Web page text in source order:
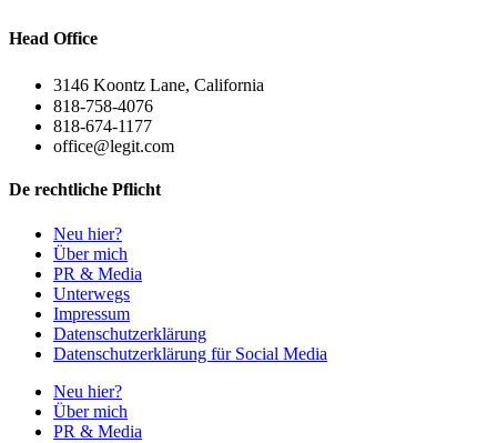
Head Office
3146 Koontz Lane, California
818-758-4076
818-674-1177
office@legit.com
De rechtliche Pflicht
Neu hier?
Über mich
PR & Media
Unterwegs
Impressum
Datenschutzerklärung
Datenschutzerklärung für Social Media
Neu hier?
Über mich
PR & Media